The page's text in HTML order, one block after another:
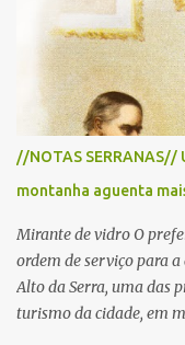
passando pelos
do Sul, Lindoia e
participantes e do
da região serão
A largada será na Rua
para cerca de 2.000
cronograma da
as interdições ocorrerão
//NOTAS
montanha aguenta
Mirante de vidro O
ordem de serviço para
Alto da Serra, uma das
turismo da cidade, em